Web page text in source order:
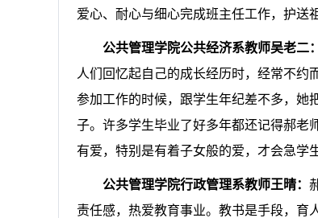
爱心、耐心与细心完成班主任工作，护送
公共管理学院公共经济系教师吴老二：
人们回忆起自己的成长经历时，经常不约
参加工作的时候，跟学生年纪差不多，她
子。许多学生毕业了好多年都还记得郝老
有爱，特别是有着子女般的爱，才会急学
公共管理学院行政管理系教师王晴：
责任感， 热爱教育事业。教书是手段，育